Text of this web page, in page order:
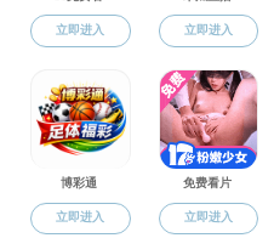
就业
招聘信息
职业规划